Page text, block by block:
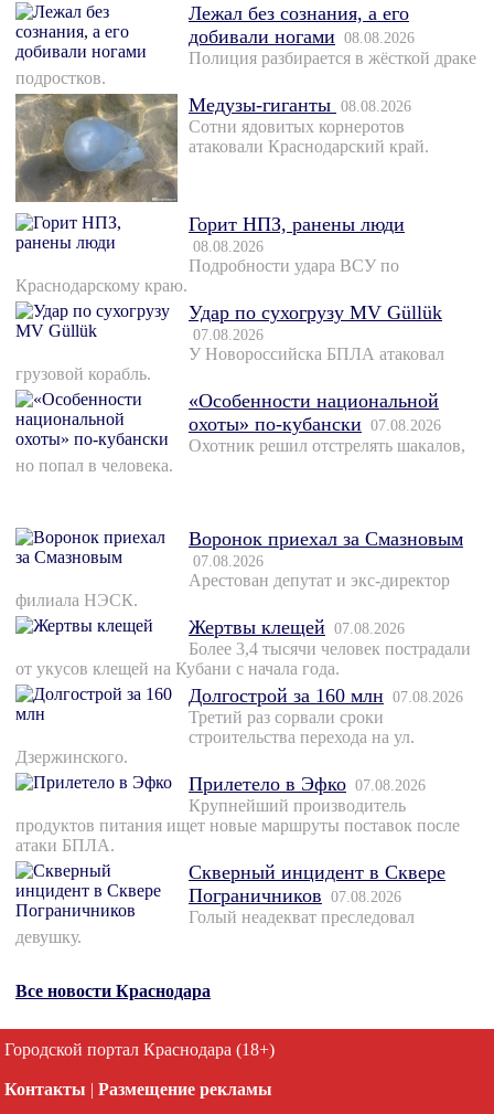
Лежал без сознания, а его
добивали ногами 08.08.2026
Полиция разбирается в жёсткой драке
подростков.
Медузы-гиганты 08.08.2026
Сотни ядовитых корнеротов
атаковали Краснодарский край.
Горит НПЗ, ранены люди
08.08.2026
Подробности удара ВСУ по
Краснодарскому краю.
Удар по сухогрузу MV Güllük
07.08.2026
У Новороссийска БПЛА атаковал
грузовой корабль.
«Особенности национальной
охоты» по-кубански 07.08.2026
Охотник решил отстрелять шакалов,
но попал в человека.
Воронок приехал за Смазновым
07.08.2026
Арестован депутат и экс-директор
филиала НЭСК.
Жертвы клещей 07.08.2026
Более 3,4 тысячи человек пострадали
от укусов клещей на Кубани с начала года.
Долгострой за 160 млн 07.08.2026
Третий раз сорвали сроки
строительства перехода на ул.
Дзержинского.
Прилетело в Эфко 07.08.2026
Крупнейший производитель
продуктов питания ищет новые маршруты поставок после
атаки БПЛА.
Скверный инцидент в Сквере
Пограничников 07.08.2026
Голый неадекват преследовал
девушку.
Все новости Краснодара
Городской портал Краснодара (18+)
Контакты | Размещение рекламы